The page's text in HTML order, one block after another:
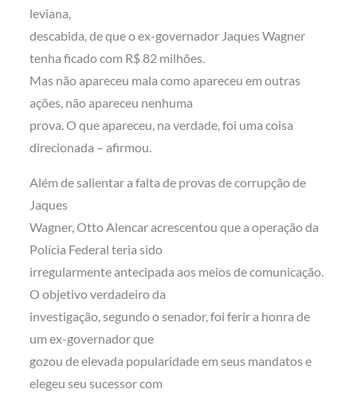
leviana,
descabida, de que o ex-governador Jaques Wagner
tenha ficado com R$ 82 milhões.
Mas não apareceu mala como apareceu em outras
ações, não apareceu nenhuma
prova. O que apareceu, na verdade, foi uma coisa
direcionada – afirmou.
Além de salientar a falta de provas de corrupção de
Jaques
Wagner, Otto Alencar acrescentou que a operação da
Polícia Federal teria sido
irregularmente antecipada aos meios de comunicação.
O objetivo verdadeiro da
investigação, segundo o senador, foi ferir a honra de
um ex-governador que
gozou de elevada popularidade em seus mandatos e
elegeu seu sucessor com